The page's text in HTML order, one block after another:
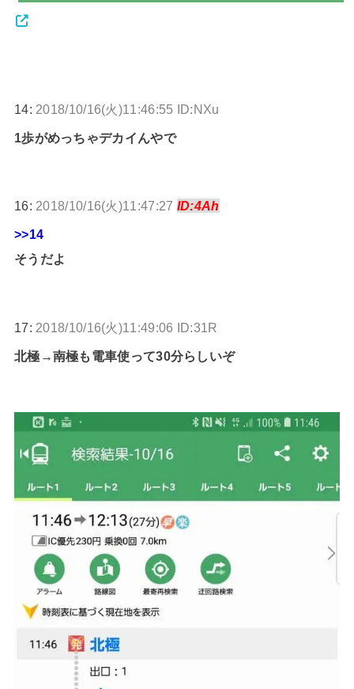
14: 2018/10/16(火)11:46:55 ID:NXu
1歩がめっちゃデカイんやで
16: 2018/10/16(火)11:47:27 ID:4Ah
>>14
そうだよ
17: 2018/10/16(火)11:49:06 ID:31R
北極→南極も電車使って30分らしいぞ